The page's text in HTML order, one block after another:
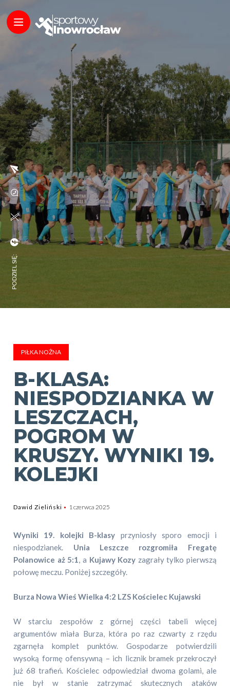
PODZIEL SIĘ:
PIŁKA NOŻNA
B-KLASA:
NIESPODZIANKA W
LESZCZACH,
POGROM W
KRUSZY. WYNIKI 19.
KOLEJKI
Dawid Zieliński 1 czerwca 2025
Wyniki 19. kolejki B-klasy przyniosły sporo emocji i
niespodzianek. Unia Leszcze rozgromiła Fregatę
Polanowice aż 5:1, a Kujawy Kozy zagrały tylko pierwszą
połowę meczu. Poniżej szczegóły.
Burza Nowa Wieś Wielka 4:2 LZS Kościelec Kujawski
W starciu zespołów z górnej części tabeli więcej
argumentów miała Burza, która po raz czwarty z rzędu
zgarnęła komplet punktów. Gospodarze potwierdzili
wysoką formę ofensywną – ich licznik bramek przekroczył
już 68 trafień. Kościelec odpowiedział dwoma golami, ale
nie był w stanie zatrzymać skutecznych ataków